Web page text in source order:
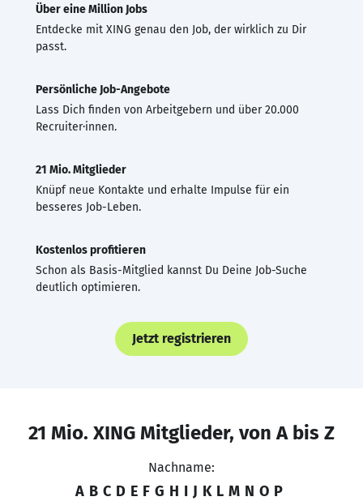
Über eine Million Jobs
Entdecke mit XING genau den Job, der wirklich zu Dir
passt.
Persönliche Job-Angebote
Lass Dich finden von Arbeitgebern und über 20.000
Recruiter·innen.
21 Mio. Mitglieder
Knüpf neue Kontakte und erhalte Impulse für ein
besseres Job-Leben.
Kostenlos profitieren
Schon als Basis-Mitglied kannst Du Deine Job-Suche
deutlich optimieren.
Jetzt registrieren
21 Mio. XING Mitglieder, von A bis Z
Nachname:
A B C D E F G H I J K L M N O P